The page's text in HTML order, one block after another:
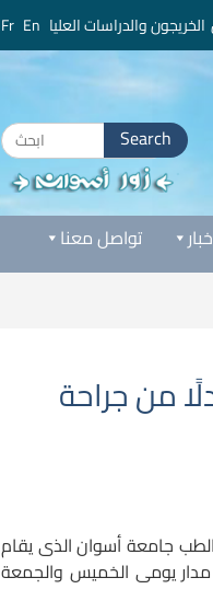
الخريجون والدراسات العليا
Search
for:
تواصل معنا
من جراحة
جامعة أسوان الذى يقام
مدار يومى الخميس والجمعة